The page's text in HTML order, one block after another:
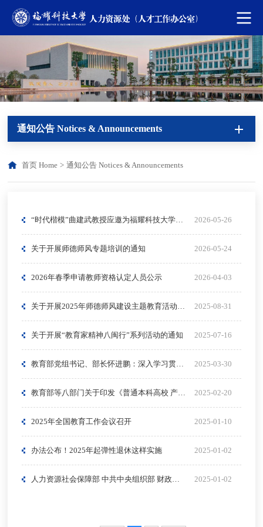
通知公告 Notices & Announcements
首页 Home > 通知公告 Notices & Announcements
2026-05-26
2026-05-24
关于开展师德师风专题培训的通知
2026-04-03
2026年春季申请教师资格认定人员公示
2025-08-31
2025-07-16
关于开展“教育家精神八闽行”系列活动的通知
2025-03-30
2025-02-20
2025-01-10
2025年全国教育工作会议召开
2025-01-02
办法公布！2025年起弹性退休这样实施
2025-01-02